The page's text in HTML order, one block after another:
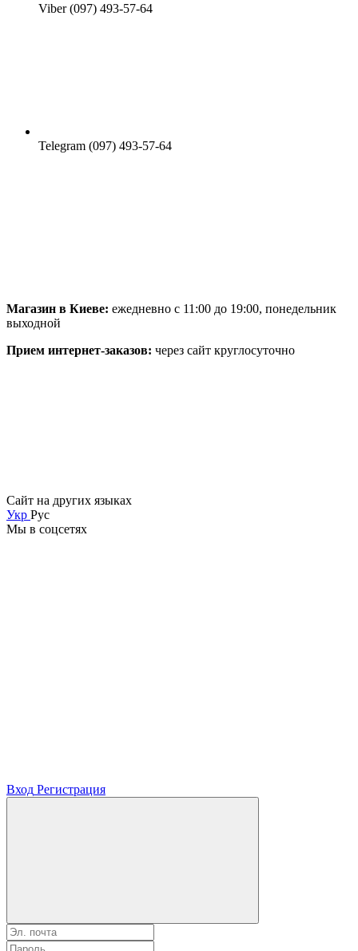
Viber (097) 493-57-64
Telegram (097) 493-57-64
Магазин в Киеве: ежедневно с 11:00 до 19:00, понедельник
выходной
Прием интернет-заказов: через сайт круглосуточно
Сайт на других языках
Укр Рус
Мы в соцсетях
Вход Регистрация